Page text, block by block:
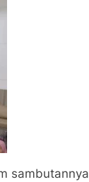
sambutannya